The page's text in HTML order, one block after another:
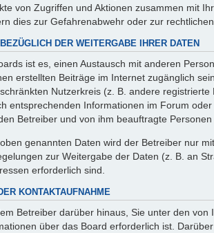
von Zugriffen und Aktionen zusammen mit
dies zur Gefahrenabwehr oder zur
DER WEITERGABE IHRER DATEN
ist es, einen Austausch mit anderen
erstellten Beiträge im Internet zugänglich
Nutzerkreis (z. B. andere
entsprechenden Informationen im Forum
Betreiber und von ihm beauftragte
genannten Daten wird der Betreiber nur
zur Weitergabe der Daten (z. B. an
erforderlich sind.
KONTAKTAUFNAHME
Betreiber darüber hinaus, Sie unter den
über das Board erforderlich ist.